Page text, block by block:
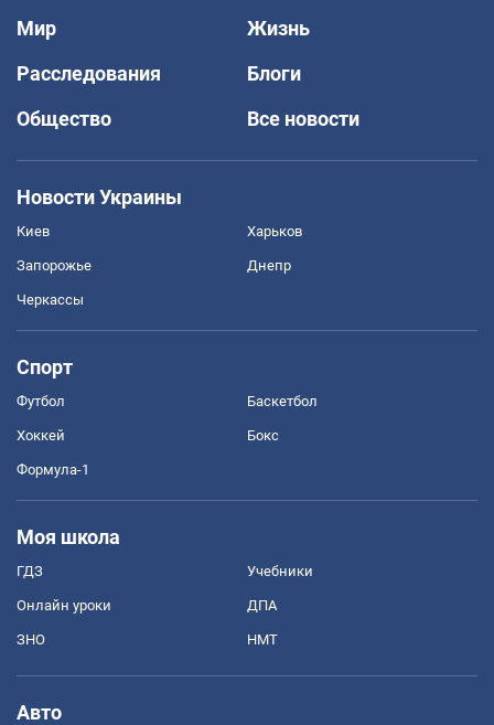
Мир
Жизнь
Расследования
Блоги
Общество
Все новости
Новости Украины
Киев Харьков
Запорожье Днепр
Черкассы
Спорт
Футбол Баскетбол
Хоккей Бокс
Формула-1
Моя школа
ГДЗ Учебники
Онлайн уроки ДПА
ЗНО НМТ
Авто